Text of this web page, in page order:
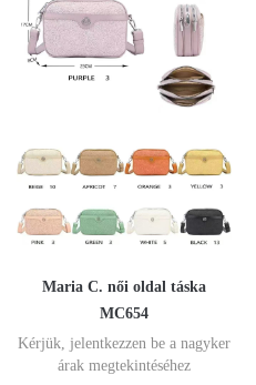
Maria C. női oldal táska
MC654
Kérjük, jelentkezzen be a nagyker
árak megtekintéséhez